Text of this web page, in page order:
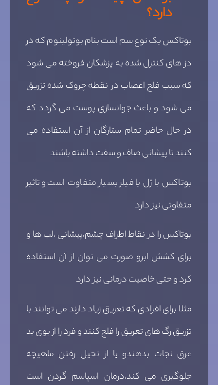
دارد؟
بوتاکس یک نوع سم است بنام بوتولینوم که در
دز های کنترل شده به پزشکان فروخته می شود
که سبب فلج اعصاب در نقطه چروک شده تزریق
می شود و باعث جوانسازی پوست می گردد که
در حال حاضر تمام ستارگان از آن استفاده می
کنند تا پیشانی صاف و سفت داشته باشند
بوتاکس با ژل یا فیلر بسیار متفاوت است و تاثیر
متفاوتی نیز دارد
بوتاکس را در نقاط اطراف چشم،پیشانی ،لب ها و
برای کشش ابرو صورت می توان از آن استفاده
کرد و حتی خاصیت درمانی نیز دارد
مثلا برای افرادی که تعریق زیاد دارند می توانند با
تزریق رگ های تعریق را فلج کنند و فرد را از بوی بد
عرق نجات بدهندو یا از تحیل رفتن ماهیچه
جلوگیری می کند،درمان اسپاسم گردن است